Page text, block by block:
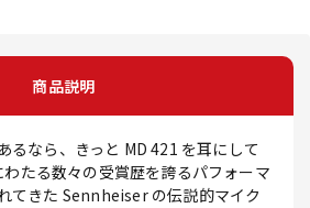
商品説明
るなら、きっと MD 421 を耳にして
たる数々の受賞歴を誇るパフォーマ
てきた Sennheiser の伝説的マイク